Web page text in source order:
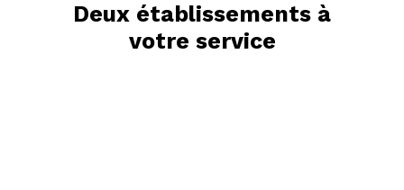
Deux établissements à
votre service